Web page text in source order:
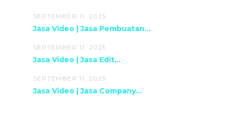
SEPTEMBER 11, 2025
Jasa Video | Jasa Pembuatan...
SEPTEMBER 11, 2025
Jasa Video | Jasa Edit...
SEPTEMBER 11, 2025
Jasa Video | Jasa Company...